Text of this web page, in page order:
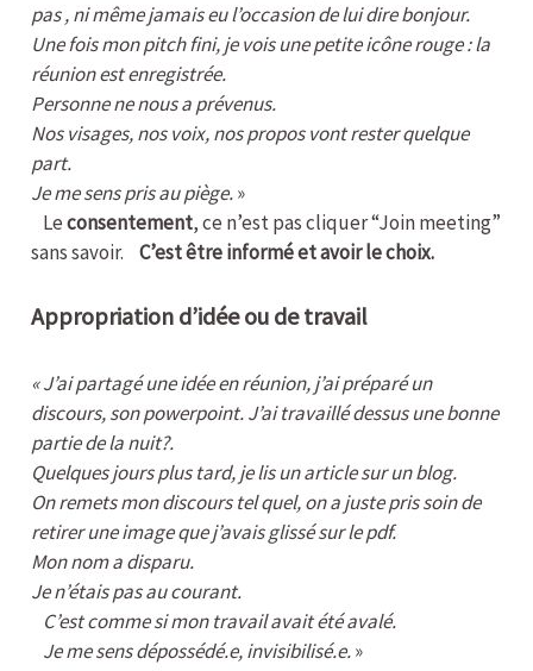
pas , ni même jamais eu l’occasion de lui dire bonjour.
Une fois mon pitch fini, je vois une petite icône rouge : la
réunion est enregistrée.
Personne ne nous a prévenus.
Nos visages, nos voix, nos propos vont rester quelque
part.
Je me sens pris au piège.»
Leconsentement, ce n’est pas cliquer “Join meeting”
sans savoir.C’est être informé et avoir le choix.
Appropriation d’idée ou de travail
«J’ai partagé une idée en réunion, j’ai préparé un
discours, son powerpoint. J’ai travaillé dessus une bonne
partie de la nuit?.
Quelques jours plus tard, je lis un article sur un blog.
On remets mon discours tel quel, on a juste pris soin de
retirer une image que j’avais glissé sur le pdf.
Mon nom a disparu.
Je n’étais pas au courant.
C’est comme si mon travail avait été avalé.
Je me sens dépossédé.e, invisibilisé.e.»